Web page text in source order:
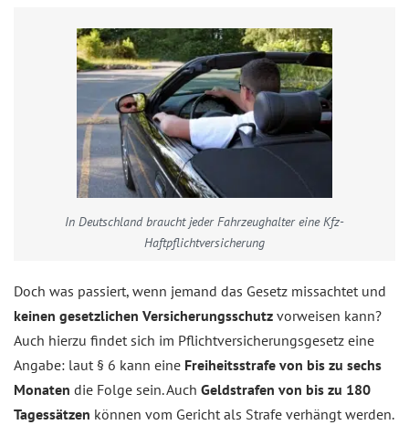
In Deutschland braucht jeder Fahrzeughalter eine Kfz-
Haftpflichtversicherung
Doch was passiert, wenn jemand das Gesetz missachtet und
keinen gesetzlichen Versicherungsschutz vorweisen kann?
Auch hierzu findet sich im Pflichtversicherungsgesetz eine
Angabe: laut § 6 kann eine Freiheitsstrafe von bis zu sechs
Monaten die Folge sein. Auch Geldstrafen von bis zu 180
Tagessätzen können vom Gericht als Strafe verhängt werden.